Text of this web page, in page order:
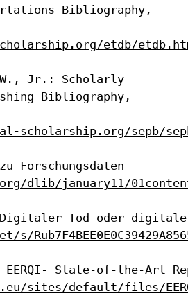
Bibliography,
etdb/
Jr.: Scholarly
Bibliography,
scholarship.org/sepb/
dlib/january11/
sites/default/files/